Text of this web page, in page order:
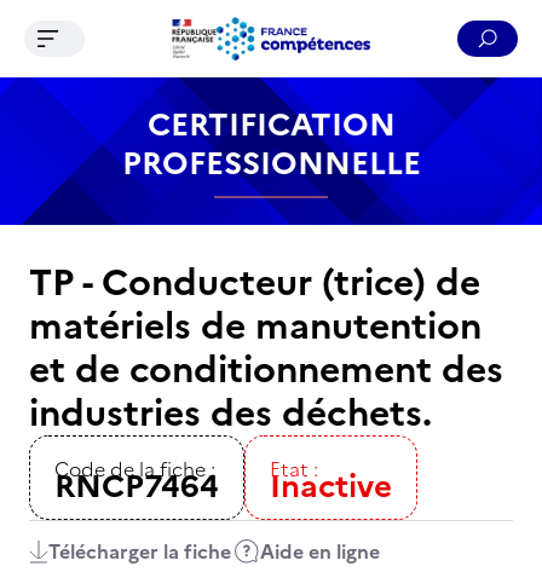
Contenu Recherche Menu Pied de page
Ouvrir le menu de navigation
CERTIFICATION
PROFESSIONNELLE
TP - Conducteur (trice) de
matériels de manutention
et de conditionnement des
industries des déchets.
Code de la fiche :
RNCP7464 Etat :
Inactive
Télécharger la fiche Aide en ligne